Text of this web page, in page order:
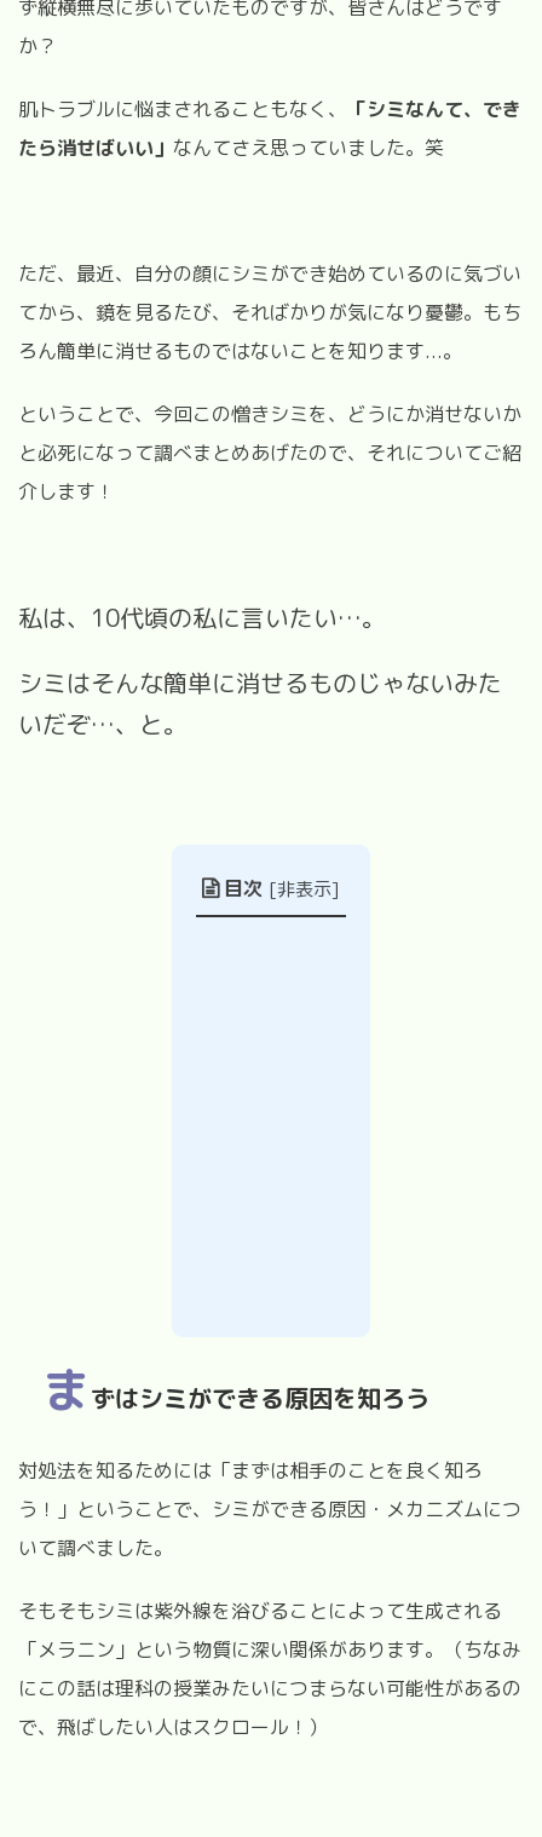
ず縦横無尽に歩いていたものですが、皆さんはどうです
か？
肌トラブルに悩まされることもなく、
「シミなんて、でき
たら消せばいい」 なんてさえ思っていました。笑
ただ、最近、自分の顔にシミができ始めているのに気づい
てから、鏡を見るたび、そればかりが気になり憂鬱。もち
ろん簡単に消せるものではないことを知ります...。
ということで、今回この憎きシミを、どうにか消せないか
と必死になって調べまとめあげたので、それについてご紹
介します！
私は、10代頃の私に言いたい…。
シミはそんな簡単に消せるものじゃないみた
いだぞ…、と。
目次 [非表示]
ま ずはシミができる原因を知ろう
対処法を知るためには「まずは相手のことを良く知ろ
う！」ということで、シミができる原因・メカニズムにつ
いて調べました。
そもそもシミは紫外線を浴びることによって生成される
「メラニン」という物質に深い関係があります。（ちなみ
にこの話は理科の授業みたいにつまらない可能性があるの
で、飛ばしたい人はスクロール！）